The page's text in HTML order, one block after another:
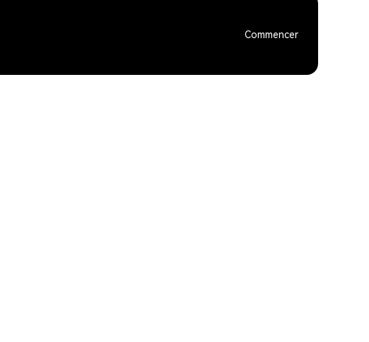
Commencer